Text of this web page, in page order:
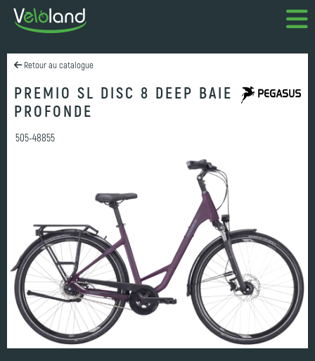
Retour au catalogue
PREMIO SL DISC 8 DEEP BAIE
PROFONDE
505-48855